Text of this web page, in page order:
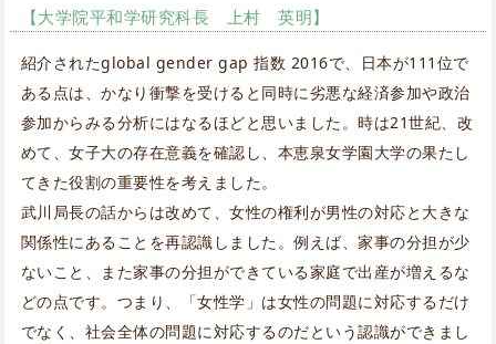
【大学院平和学研究科長 上村 英明】
紹介されたglobal gender gap 指数 2016で、日本が111位で
ある点は、かなり衝撃を受けると同時に劣悪な経済参加や政治
参加からみる分析にはなるほどと思いました。時は21世紀、改
めて、女子大の存在意義を確認し、本恵泉女学園大学の果たし
てきた役割の重要性を考えました。
武川局長の話からは改めて、女性の権利が男性の対応と大きな
関係性にあることを再認識しました。例えば、家事の分担が少
ないこと、また家事の分担ができている家庭で出産が増えるな
どの点です。つまり、「女性学」は女性の問題に対応するだけ
でなく、社会全体の問題に対応するのだという認識ができまし